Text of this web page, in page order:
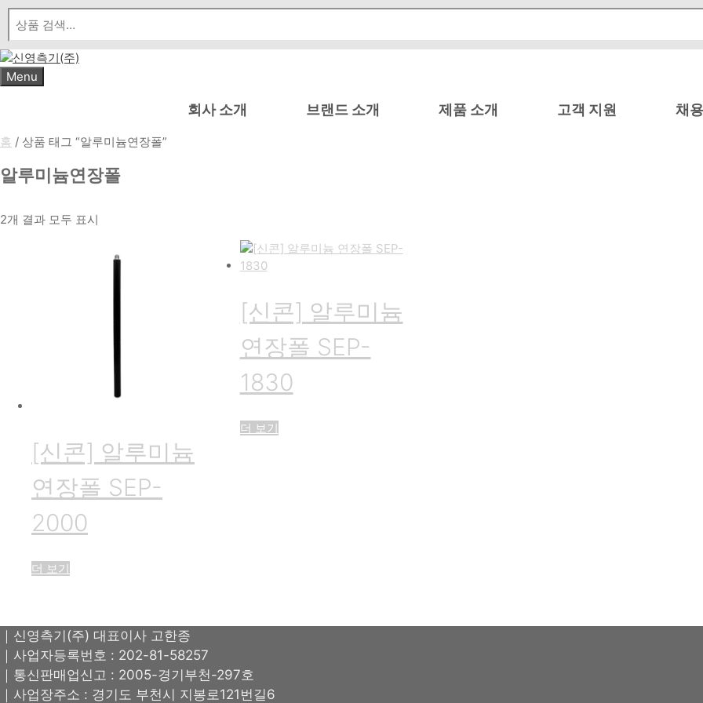
Skip
content
Menu
회사 소개 브랜드 소개 제품 소개 고객 지원 채
홈 / 상품 태그 “알루미늄연장폴”
알루미늄연장폴
2개 결과 모두 표시
[신콘] 알루미늄
연장폴 SEP-
2000
더 보기
[신콘] 알루미늄
연장폴 SEP-
1830
더 보기
｜신영측기(주) 대표이사 고한종
｜사업자등록번호 : 202-81-58257
｜통신판매업신고 : 2005-경기부천-297호
｜사업장주소 : 경기도 부천시 지봉로121번길6